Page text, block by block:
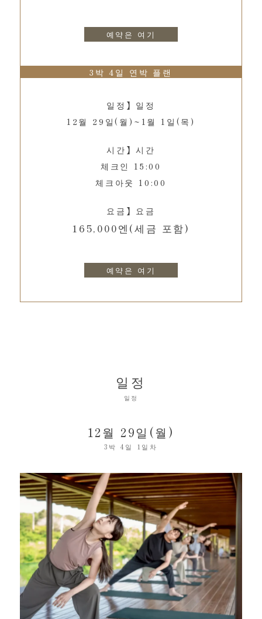
예약은 여기
3박 4일 연박 플랜
일정】일정
12월 29일(월)~1월 1일(목)
시간】시간
체크인 15:00
체크아웃 10:00
요금】요금
165,000엔(세금 포함)
예약은 여기
일정
일정
12월 29일(월)
3박 4일 1일차